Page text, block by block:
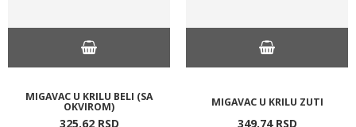
MIGAVAC U KRILU BELI (SA
OKVIROM)
325,62 RSD
MIGAVAC U KRILU ZUTI
349,74 RSD